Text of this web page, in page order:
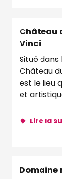
Château
Vinci
Situé dans
Château
est le lieu
et
Lire la
Domaine